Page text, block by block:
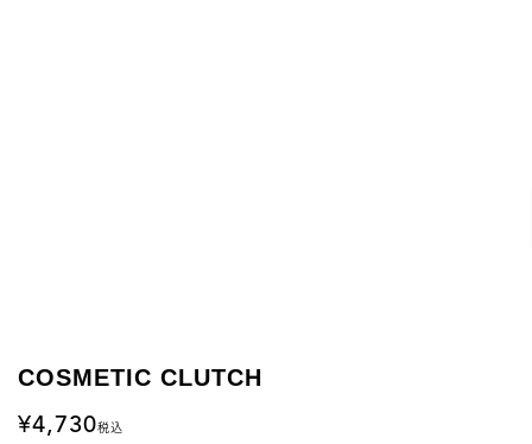
COSMETIC CLUTCH
4,730税込